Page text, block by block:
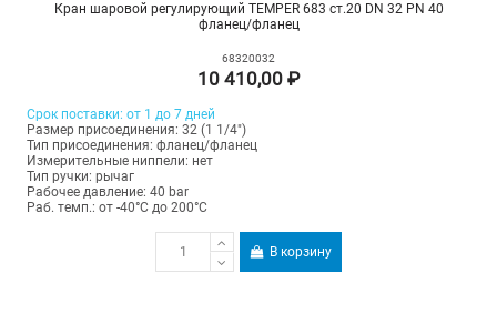
Кран шаровой регулирующий TEMPER 683 ст.20 DN 32 PN 40
фланец/фланец
68320032
10 410,00 ₽
Срок поставки: от 1 до 7 дней
Размер присоединения: 32 (1 1/4")
Тип присоединения: фланец/фланец
Измерительные ниппели: нет
Тип ручки: рычаг
Рабочее давление: 40 bar
Раб. темп.: от -40°C до 200°C
В корзину